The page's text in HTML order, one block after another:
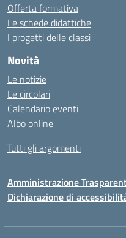
Offerta formativa
Le schede didattiche
I progetti delle classi
Novità
Le notizie
Le circolari
Calendario eventi
Albo online
Tutti gli argomenti
Amministrazione
Dichiarazione di